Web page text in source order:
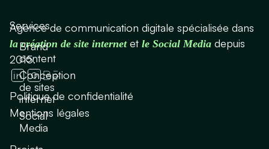
Agence de communication digitale spécialisée dans
la création de site internetet le Social Media depuis
2015.
Politique de confidentialité
Mentions légales
Services
Brand
content
Conception
de sites
internet
Social
Media